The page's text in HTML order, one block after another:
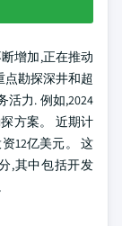
增加,正在推动
点勘探深井和超
活力. 例如,2024
方案。 近期计
12亿美元。 这
,其中包括开发